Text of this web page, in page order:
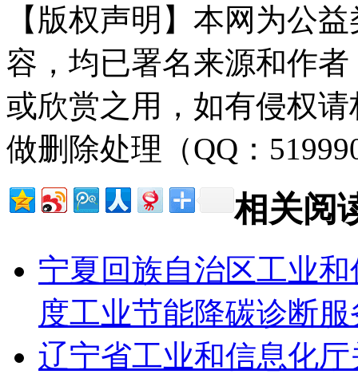
【版权声明】本网为公
容，均已署名来源和作
或欣赏之用，如有侵权
做删除处理（QQ：
相关阅
宁夏回族自治区工业
度工业节能降碳诊断
辽宁省工业和信息化